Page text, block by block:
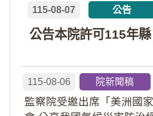
115-08-07 公告
115-08-06 院新聞稿
監察院受邀出席「美洲國